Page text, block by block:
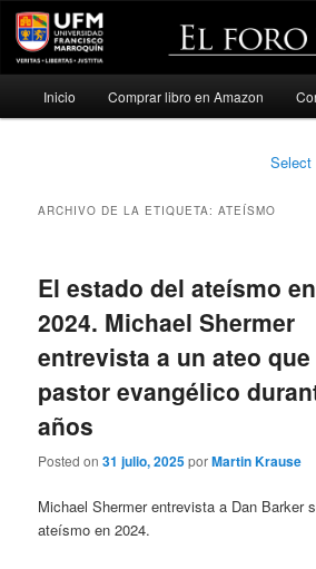
Ir
Ir
Inicio Comprar libro en Amazon
Select
ARCHIVO DE LA ETIQUETA:ATEÍSMO
El estado del ateísmo en
2024. Michael Shermer
entrevista a un ateo
pastor evangélico
años
Posted on31 julio, 2025porMartin Krause
Michael Shermer entrevista a Dan Barker
ateísmo en 2024.